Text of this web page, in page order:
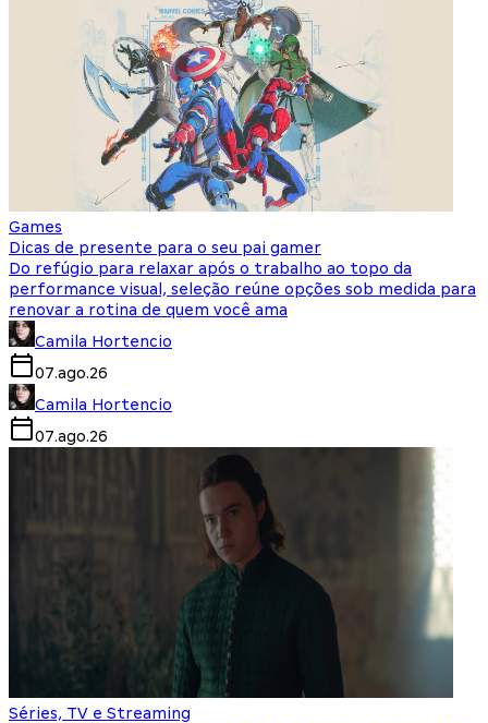
Games
Dicas de presente para o seu pai gamer
Do refúgio para relaxar após o trabalho ao topo da
performance visual, seleção reúne opções sob medida para
renovar a rotina de quem você ama
Camila Hortencio
07.ago.26
Camila Hortencio
07.ago.26
Séries, TV e Streaming